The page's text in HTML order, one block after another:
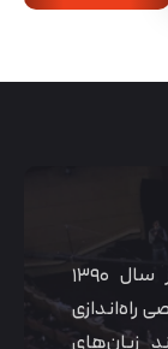
موسسه‌ی آموزشی همیار آکادمی از سال ۱۳۹۰
راه‌اندازی